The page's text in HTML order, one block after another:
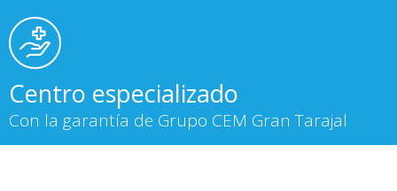
Centro especializado
Con la garantía de Grupo CEM Gran Tarajal